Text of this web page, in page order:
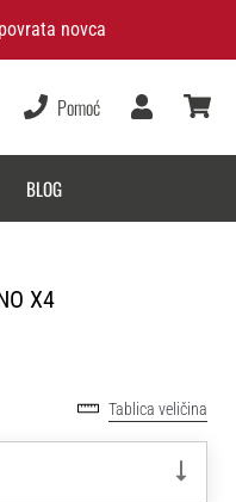
novca
Pomoć
Korisnik
BLOG
X4
Tablica veličina